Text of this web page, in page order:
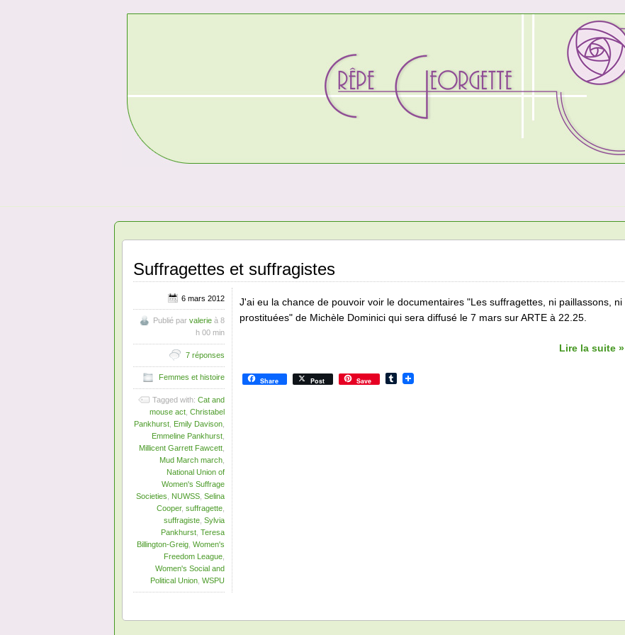
Suffragettes et suffragistes
J'ai eu la chance de pouvoir voir le documentaires "Les suffragettes, ni paillassons, ni
prostituées" de Michèle Dominici qui sera diffusé le 7 mars sur ARTE à 22.25.
Lire la suite »
Share Post Save Tumblr
6 mars 2012
Publié par valerie à 8
h 00 min
7 réponses
Femmes et histoire
Tagged with: Cat and
mouse act Christabel
Pankhurst Emily Davison
Emmeline Pankhurst
Millicent Garrett Fawcett
Mud March march
National Union of
Women's Suffrage
Societies
NUWSS Selina
Cooper, suffragette
suffragiste Sylvia
Pankhurst Teresa
Billington-Greig Women's
Freedom League
Women's Social and
Political Union WSPU